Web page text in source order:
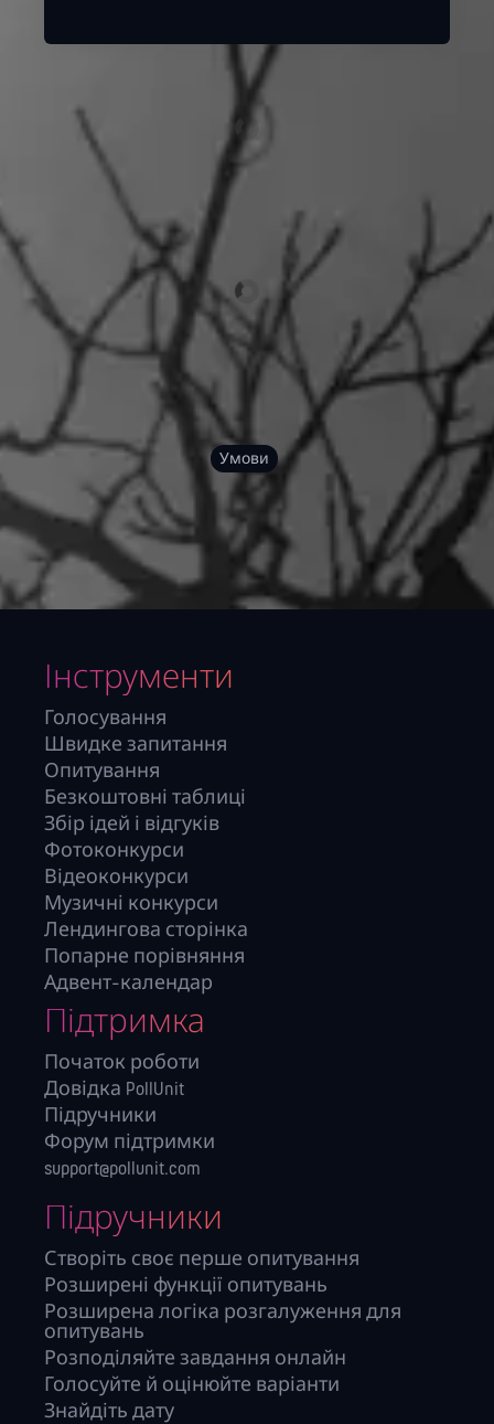
Умови
Інструменти
Голосування
Швидке запитання
Опитування
Безкоштовні таблиці
Збір ідей і відгуків
Фотоконкурси
Відеоконкурси
Музичні конкурси
Лендингова сторінка
Попарне порівняння
Адвент-календар
Підтримка
Початок роботи
Довідка PollUnit
Підручники
Форум підтримки
support@pollunit.com
Підручники
Створіть своє перше опитування
Розширені функції опитувань
Розширена логіка розгалуження для
опитувань
Розподіляйте завдання онлайн
Голосуйте й оцінюйте варіанти
Знайдіть дату